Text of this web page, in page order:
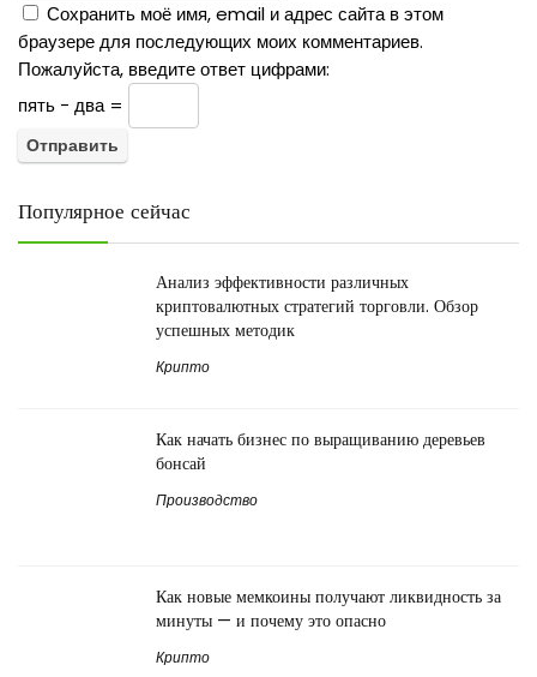
Сохранить моё имя, email и адрес сайта в этом
браузере для последующих моих комментариев.
Пожалуйста, введите ответ цифрами:
пять − два =
Популярное сейчас
Анализ эффективности различных
криптовалютных стратегий торговли. Обзор
успешных методик
Крипто
Как начать бизнес по выращиванию деревьев
бонсай
Производство
Как новые мемкоины получают ликвидность за
минуты — и почему это опасно
Крипто